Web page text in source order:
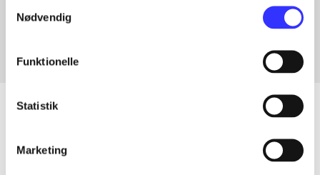
Nødvendig
Funktionelle
Statistik
Marketing
Fra
Artikler